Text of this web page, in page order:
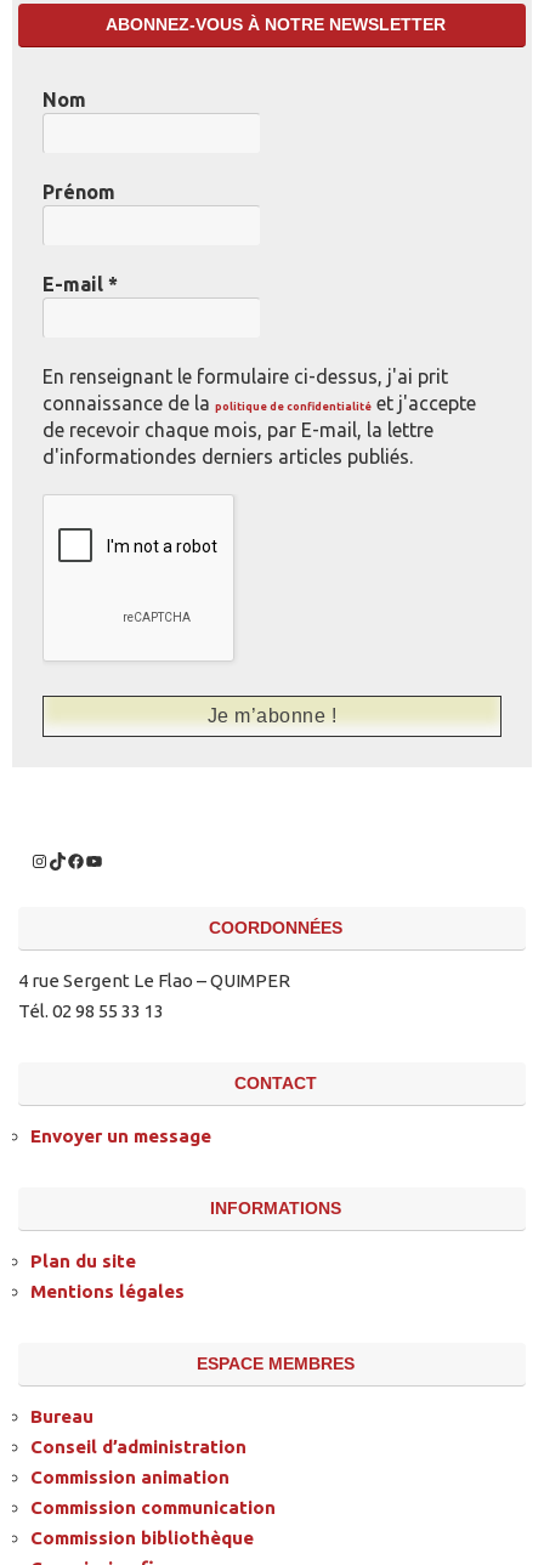
ABONNEZ-VOUS À NOTRE NEWSLETTER
Nom
Prénom
E-mail *
En renseignant le formulaire ci-dessus, j'ai prit
connaissance de la politique de confidentialité et j'accepte
de recevoir chaque mois, par E-mail, la lettre
d'informationdes derniers articles publiés.
COORDONNÉES
4 rue Sergent Le Flao – QUIMPER
Tél. 02 98 55 33 13
CONTACT
Envoyer un message
INFORMATIONS
Plan du site
Mentions légales
ESPACE MEMBRES
Bureau
Conseil d’administration
Commission animation
Commission communication
Commission bibliothèque